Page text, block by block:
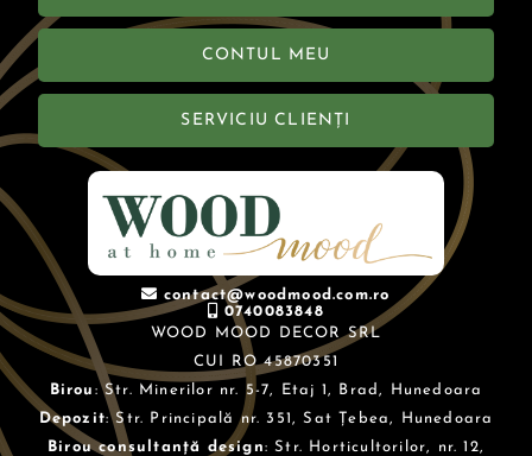
CONTUL MEU
SERVICIU CLIENȚI
contact@woodmood.com.ro
0740083848
WOOD MOOD DECOR SRL
CUI RO 45870351
Birou : Str. Minerilor nr. 5-7, Etaj 1, Brad, Hunedoara
Depozit: Str. Principală nr. 351, Sat Țebea, Hunedoara
Birou consultanță design: Str. Horticultorilor, nr. 12,